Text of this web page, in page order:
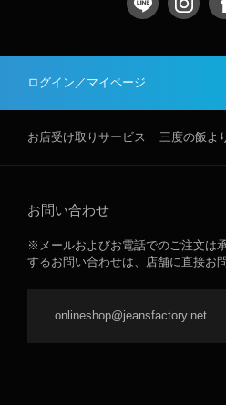
ログイン／マイページ
お店受け取りサービス 三度の飯よ
お問い合わせ
※メールおよびお電話でのご注文は
するお問い合わせは、店舗に直接お
onlineshop@jeansfactory.net